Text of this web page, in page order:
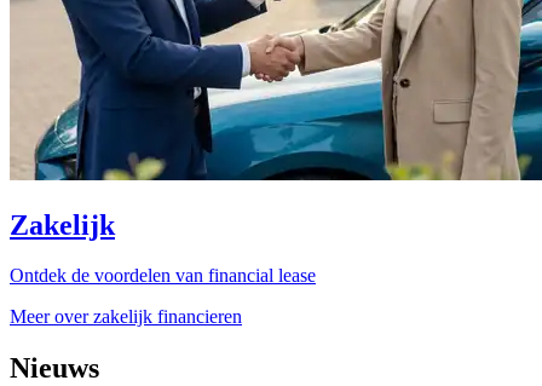
Zakelijk
Ontdek de voordelen van financial lease
Meer over zakelijk financieren
Nieuws